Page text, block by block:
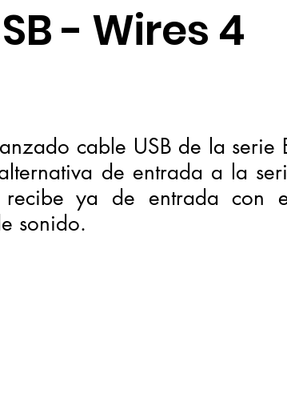
- Wires 4
cable USB de la serie
de entrada a la
ya de entrada con
sonido.